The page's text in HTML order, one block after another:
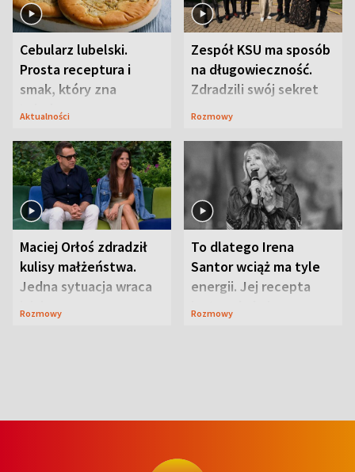
Cebularz lubelski.
Prosta receptura i
smak, który zna
Lubelszczyzna
Aktualności
Zespół KSU ma sposób
na długowieczność.
Zdradzili swój sekret
Rozmowy
Maciej Orłoś zdradził
kulisy małżeństwa.
Jedna sytuacja wraca
jak bumerang
Rozmowy
To dlatego Irena
Santor wciąż ma tyle
energii. Jej recepta
jest zaskakująco
Rozmowy